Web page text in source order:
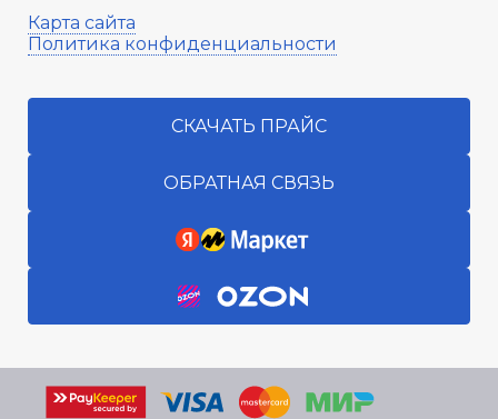
Карта сайта
Политика конфиденциальности
СКАЧАТЬ ПРАЙС
ОБРАТНАЯ СВЯЗЬ